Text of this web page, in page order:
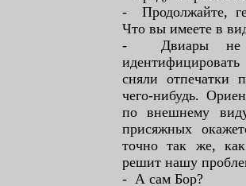
- Продолжайте,
Что вы имеете в
- Двиары не
сняли отпечатки
чего-нибудь.
по внешнему
присяжных
точно так же,
решит нашу
- А сам Бор?